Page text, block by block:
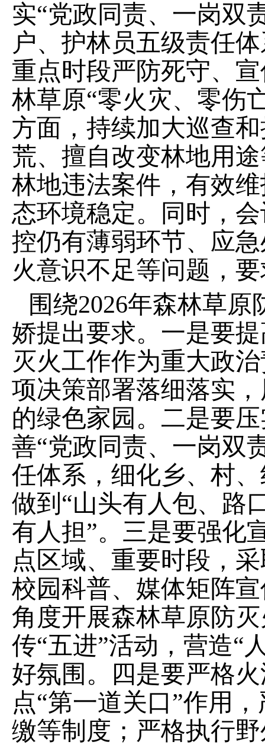
实“党政同责、一岗双
户、护林员五级责任
重点时段严防死守、
林草原“零火灾、零伤
方面，持续加大巡查
荒、擅自改变林地用
林地违法案件，有效
态环境稳定。同时，
控仍有薄弱环节、应
火意识不足等问题，
围绕2026年森林草
娇提出要求。一是要
灭火工作作为重大政
项决策部署落细落实
的绿色家园。二是要
善“党政同责、一岗双
任体系，细化乡、村
做到“山头有人包、路
有人担”。三是要强化
点区域、重要时段，
校园科普、媒体矩阵
角度开展森林草原防
传“五进”活动，营造“
好氛围。四是要严格
点“第一道关口”作用
缴等制度；严格执行